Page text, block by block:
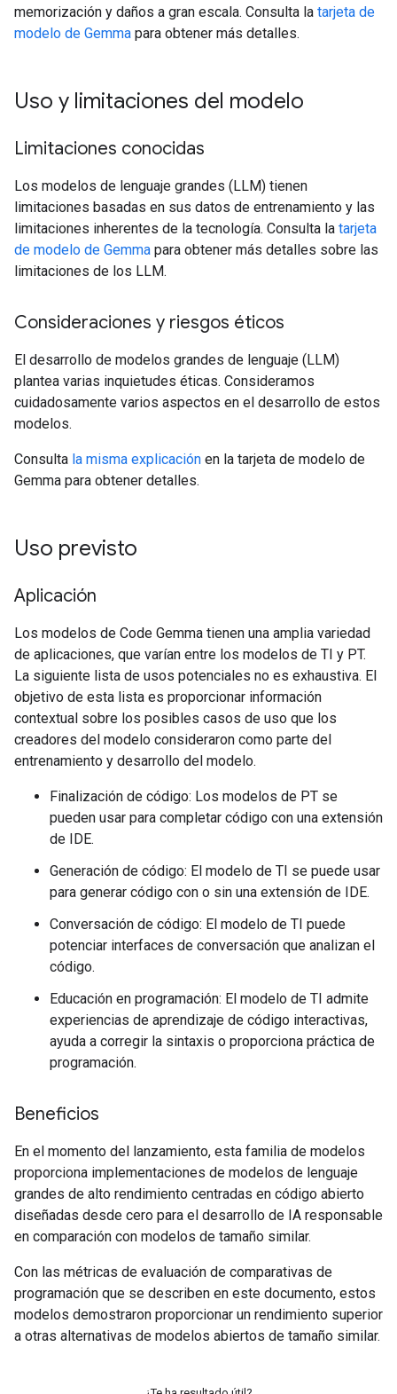
memorización y daños a gran escala. Consulta la tarjeta de
modelo de Gemma para obtener más detalles.
Uso y limitaciones del modelo
Limitaciones conocidas
Los modelos de lenguaje grandes (LLM) tienen
limitaciones basadas en sus datos de entrenamiento y las
limitaciones inherentes de la tecnología. Consulta la tarjeta
de modelo de Gemma para obtener más detalles sobre las
limitaciones de los LLM.
Consideraciones y riesgos éticos
El desarrollo de modelos grandes de lenguaje (LLM)
plantea varias inquietudes éticas. Consideramos
cuidadosamente varios aspectos en el desarrollo de estos
modelos.
Consulta la misma explicación en la tarjeta de modelo de
Gemma para obtener detalles.
Uso previsto
Aplicación
Los modelos de Code Gemma tienen una amplia variedad
de aplicaciones, que varían entre los modelos de TI y PT.
La siguiente lista de usos potenciales no es exhaustiva. El
objetivo de esta lista es proporcionar información
contextual sobre los posibles casos de uso que los
creadores del modelo consideraron como parte del
entrenamiento y desarrollo del modelo.
Finalización de código: Los modelos de PT se
pueden usar para completar código con una extensión
de IDE.
Generación de código: El modelo de TI se puede usar
para generar código con o sin una extensión de IDE.
Conversación de código: El modelo de TI puede
potenciar interfaces de conversación que analizan el
código.
Educación en programación: El modelo de TI admite
experiencias de aprendizaje de código interactivas,
ayuda a corregir la sintaxis o proporciona práctica de
programación.
Beneficios
En el momento del lanzamiento, esta familia de modelos
proporciona implementaciones de modelos de lenguaje
grandes de alto rendimiento centradas en código abierto
diseñadas desde cero para el desarrollo de IA responsable
en comparación con modelos de tamaño similar.
Con las métricas de evaluación de comparativas de
programación que se describen en este documento, estos
modelos demostraron proporcionar un rendimiento superior
a otras alternativas de modelos abiertos de tamaño similar.